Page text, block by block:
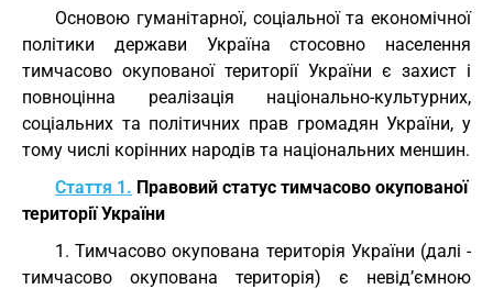
Основою гуманітарної, соціальної та економічної
політики держави Україна стосовно населення
тимчасово окупованої території України є захист і
повноцінна реалізація національно-культурних,
соціальних та політичних прав громадян України, у
тому числі корінних народів та національних меншин.
Стаття 1. Правовий статус тимчасово окупованої
території України
1. Тимчасово окупована територія України (далі -
тимчасово окупована територія) є невід’ємною